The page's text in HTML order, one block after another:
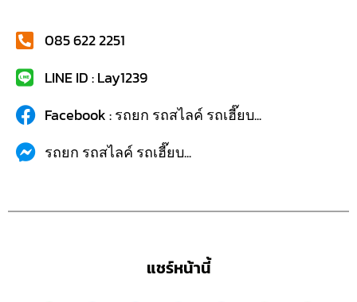
085 622 2251
LINE ID : Lay1239
Facebook : รถยก รถสไลค์ รถเฮี๊ยบ...
รถยก รถสไลค์ รถเฮี๊ยบ...
แชร์หน้านี้